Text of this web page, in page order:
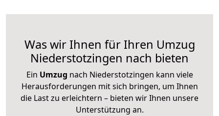
Was wir Ihnen für Ihren Umzug
Niederstotzingen nach bieten
Ein Umzug nach Niederstotzingen kann viele
Herausforderungen mit sich bringen, um Ihnen
die Last zu erleichtern – bieten wir Ihnen unsere
Unterstützung an.